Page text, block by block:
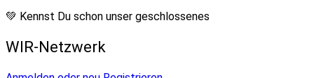
💚 Kennst Du schon unser geschlossenes
WIR-Netzwerk